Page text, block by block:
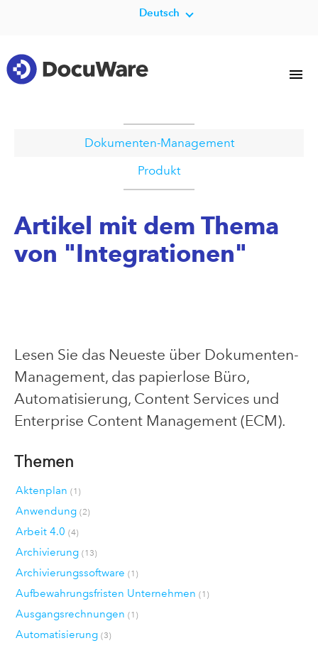
Deutsch
Dokumenten-Management
Produkt
Artikel mit dem Thema
von "Integrationen"
Lesen Sie das Neueste über Dokumenten-
Management, das papierlose Büro,
Automatisierung, Content Services und
Enterprise Content Management (ECM).
Themen
Aktenplan (1)
Anwendung (2)
Arbeit 4.0 (4)
Archivierung (13)
Archivierungssoftware (1)
Aufbewahrungsfristen Unternehmen (1)
Ausgangsrechnungen (1)
Automatisierung (3)